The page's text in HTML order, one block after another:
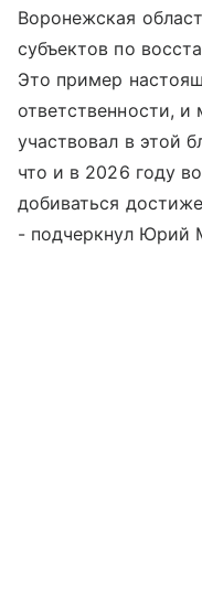
Воронежская
субъектов по
Это пример
ответственности,
участвовал в этой
что и в 2026 году
добиваться
- подчеркнул Юрий